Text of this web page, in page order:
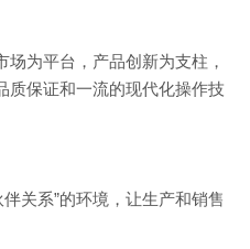
为平台，产品创新为支柱，
质保证和一流的现代化操作技
关系”的环境，让生产和销售